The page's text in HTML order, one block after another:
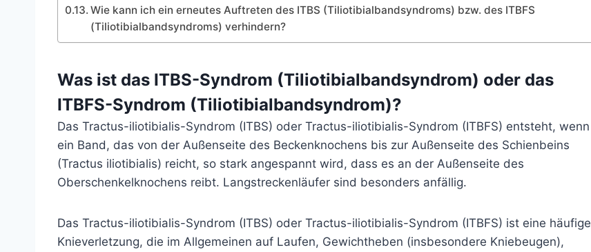
Wie kann ich ein erneutes Auftreten des ITBS (Tiliotibialbandsyndroms) bzw. des ITBFS
(Tiliotibialbandsyndroms) verhindern?
Was ist das ITBS-Syndrom (Tiliotibialbandsyndrom) oder das
ITBFS-Syndrom (Tiliotibialbandsyndrom)?
Das Tractus-iliotibialis-Syndrom (ITBS) oder Tractus-iliotibialis-Syndrom (ITBFS) entsteht, wenn
ein Band, das von der Außenseite des Beckenknochens bis zur Außenseite des Schienbeins
(Tractus iliotibialis) reicht, so stark angespannt wird, dass es an der Außenseite des
Oberschenkelknochens reibt. Langstreckenläufer sind besonders anfällig.
Das Tractus-iliotibialis-Syndrom (ITBS) oder Tractus-iliotibialis-Syndrom (ITBFS) ist eine häufige
Knieverletzung, die im Allgemeinen auf Laufen, Gewichtheben (insbesondere Kniebeugen),